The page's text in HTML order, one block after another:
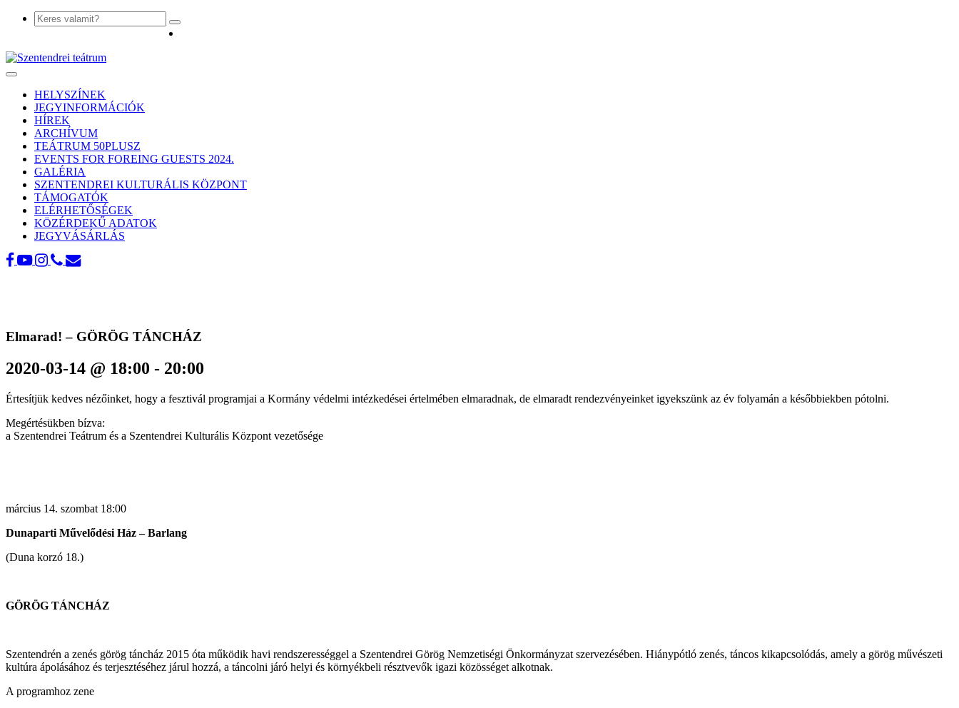
Toggle
navigationHELYSZÍNEK
JEGYINFORMÁCIÓK
HÍREK
ARCHÍVUM
TEÁTRUM 50PLUSZ
EVENTS FOR FOREING GUESTS 2024.
GALÉRIA
SZENTENDREI KULTURÁLIS KÖZPONT
TÁMOGATÓK
ELÉRHETŐSÉGEK
KÖZÉRDEKŰ ADATOK
JEGYVÁSÁRLÁS
Elmarad! – GÖRÖG TÁNCHÁZ
2020-03-14 @ 18:00 - 20:00
Értesítjük kedves nézőinket, hogy a fesztivál programjai a Kormány védelmi intézkedései értelmében elmaradnak, de elmaradt rendezvényeinket igyekszünk az év folyamán a későbbiekben pótolni.
Megértésükben bízva:
a Szentendrei Teátrum és a Szentendrei Kulturális Központ vezetősége
március 14. szombat 18:00
Dunaparti Művelődési Ház – Barlang
(Duna korzó 18.)
GÖRÖG TÁNCHÁZ
Szentendrén a zenés görög táncház 2015 óta működik havi rendszerességgel a Szentendrei Görög Nemzetiségi Önkormányzat szervezésében. Hiánypótló zenés, táncos kikapcsolódás, amely a görög művészeti
kultúra ápolásához és terjesztéséhez járul hozzá, a táncolni járó helyi és környékbeli résztvevők igazi közösséget alkotnak.
A programhoz zene